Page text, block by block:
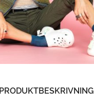
PRODUKTBESKRIVNING